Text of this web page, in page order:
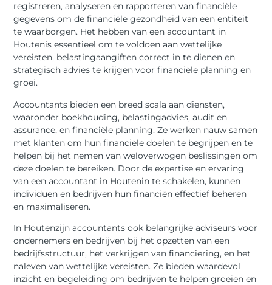
registreren, analyseren en rapporteren van financiële
gegevens om de financiële gezondheid van een entiteit
te waarborgen. Het hebben van een accountant in
Houtenis essentieel om te voldoen aan wettelijke
vereisten, belastingaangiften correct in te dienen en
strategisch advies te krijgen voor financiële planning en
groei.
Accountants bieden een breed scala aan diensten,
waaronder boekhouding, belastingadvies, audit en
assurance, en financiële planning. Ze werken nauw samen
met klanten om hun financiële doelen te begrijpen en te
helpen bij het nemen van weloverwogen beslissingen om
deze doelen te bereiken. Door de expertise en ervaring
van een accountant in Houtenin te schakelen, kunnen
individuen en bedrijven hun financiën effectief beheren
en maximaliseren.
In Houtenzijn accountants ook belangrijke adviseurs voor
ondernemers en bedrijven bij het opzetten van een
bedrijfsstructuur, het verkrijgen van financiering, en het
naleven van wettelijke vereisten. Ze bieden waardevol
inzicht en begeleiding om bedrijven te helpen groeien en